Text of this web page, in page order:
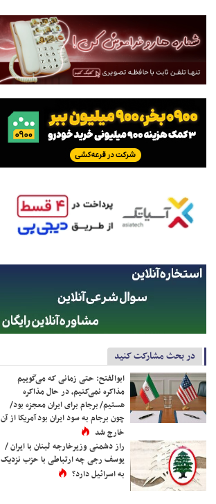
در بحث مشارکت کنید
ابوالفتح: حتی زمانی که می‌گوییم
مذاکره نمی‌کنیم، در حال مذاکره
هستیم/ برجام برای ایران معجزه بود/
چون برجام به سود ایران بود آمریکا از آن
خارج شد
راز دشمنی وزیرخارجه لبنان با ایران /
یوسف رجی چه ارتباطی با حزب نزدیک
به اسرائیل دارد؟